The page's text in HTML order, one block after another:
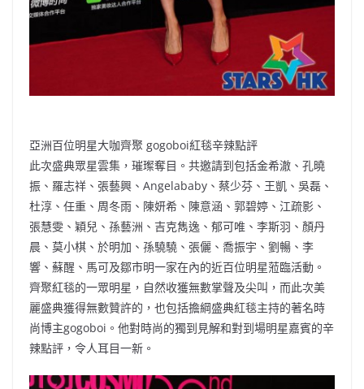
亞洲百位明星大咖齊聚 gogoboi紅毯辛辣點評
此次盛典眾星雲集，璀璨奪目。共邀請到包括金希澈、孔曉
振、羅志祥、張藝興、Angelababy、蔡少芬、王凱、吳磊、
杜淳、任重、周冬雨、陳妍希、陳意涵、郭碧婷、江疏影、
張慧雯、穎兒、孫藝洲、吉克雋逸、郁可唯、李斯羽、顏丹
晨、莫小棋、於明加、孫驍驍、張儷、喬振宇、劉暢、李
響、蘇醒、馬可及鄒市明一家在內的近百位明星蒞臨活動。
齊聚紅毯的一眾明星，自然收獲無數掌聲及尖叫，而此次美
麗盛典獲得無數贊許的，也包括擔綱盛典紅毯主持的著名時
尚博主gogoboi。他對時尚的獨到見解和對到場明星嘉賓的辛
辣點評，令人耳目一新。